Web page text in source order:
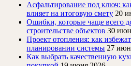
Асфальтирование под ключ:
влияет на итоговую смету 20
Ошибки, которые чаще всего
строительстве объектов 30
Проект отопления: как
планировании системы 27
Как выбрать качественную